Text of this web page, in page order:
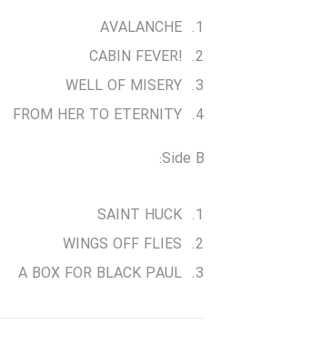
!CABIN FEVER
Side B: